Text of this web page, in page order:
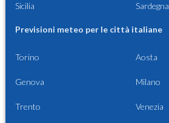
Sicilia Sardegna
Previsioni meteo per le città italiane
Torino Aosta
Genova Milano
Trento Venezia